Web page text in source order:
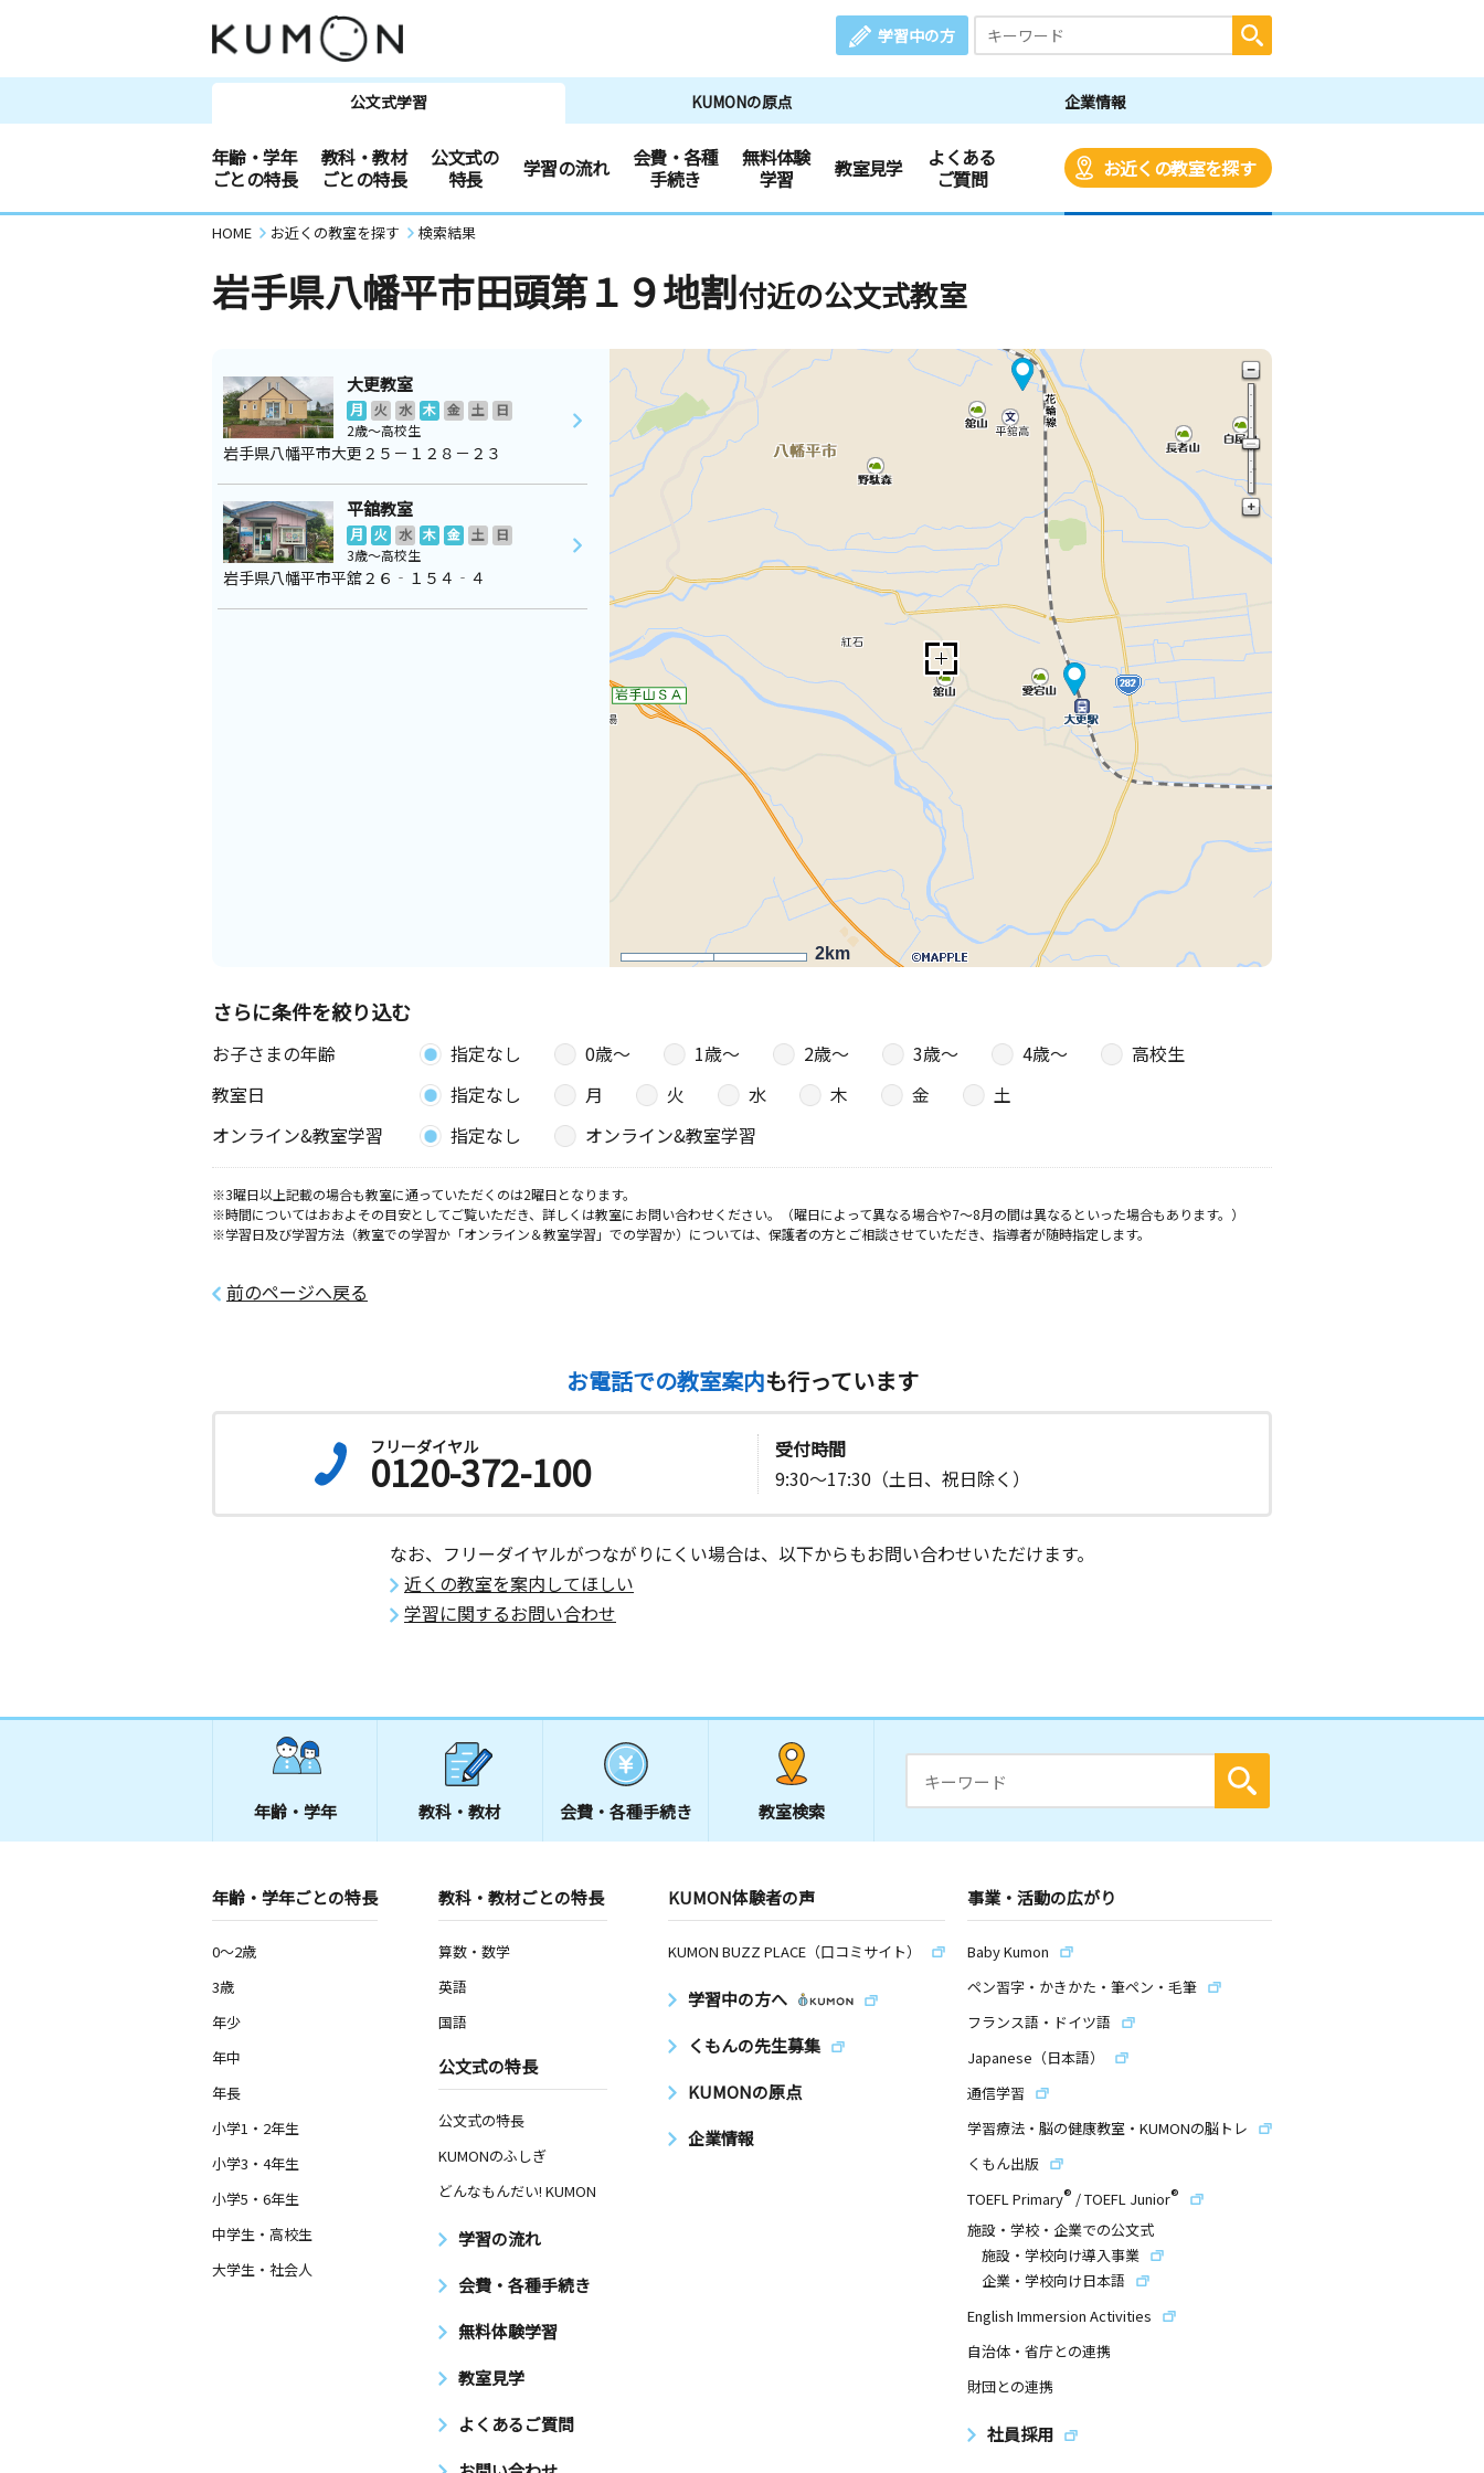
学習中の方
公文式学習 KUMONの原点 企業情報
年齢・学年
ごとの特長
教科・教材
ごとの特長
公文式の
特長
学習の流れ
会費・各種
手続き
無料体験
学習
教室見学
よくある
ご質問
お近くの教室を探す
HOME お近くの教室を探す 検索結果
岩手県八幡平市田頭第１９地割付近の公文式教室
2km
大更教室
月 火 水 木 金 土
日
2歳～高校生
岩手県八幡平市大更２５－１２８－２３
平舘教室
月 火 水 木 金 土
日
3歳～高校生
岩手県八幡平市平舘２６‐１５４‐４
さらに条件を絞り込む
お子さまの年齢 指定なし 0歳〜 1歳〜 2歳〜 3歳〜 4歳〜
高校生
教室日
指定なし 月 火 水 木 金
土
オンライン&教室学習
指定なし オンライン&教室学習
※3曜日以上記載の場合も教室に通っていただくのは2曜日となります。
※時間についてはおおよその目安としてご覧いただき、詳しくは教室にお問い合わせください。（曜日によって異なる場合や7～8月の間は異なるといった場合もあります。）
※学習日及び学習方法（教室での学習か「オンライン＆教室学習」での学習か）については、保護者の方とご相談させていただき、指導者が随時指定します。
前のページへ戻る
お電話での教室案内も行っています
フリーダイヤル
0120-372-100
受付時間
9:30～17:30（土日、祝日除く）
なお、フリーダイヤルがつながりにくい場合は、以下からもお問い合わせいただけます。
近くの教室を案内してほしい
学習に関するお問い合わせ
年齢・学年 教科・教材 会費・ 各種手続き 教室検索
年齢・学年ごとの特長
0～2歳
3歳
年少
年中
年長
小学1・2年生
小学3・4年生
小学5・6年生
中学生・高校生
大学生・社会人
教科・教材ごとの特長
算数・数学
英語
国語
公文式の特長
公文式の特長
KUMONのふしぎ
どんなもんだい! KUMON
学習の流れ
会費・各種手続き
無料体験学習
教室見学
よくあるご質問
KUMON体験者の声
KUMON BUZZ PLACE（口コミサイト）
学習中の方へ
くもんの先生募集
KUMONの原点
企業情報
事業・活動の広がり
Baby Kumon
ペン習字・かきかた・筆ペン・毛筆
フランス語・ドイツ語
Japanese（日本語）
通信学習
学習療法・脳の健康教室・KUMONの脳トレ
くもん出版
TOEFL Primary® /TOEFL Junior®
施設・学校・企業での公文式
施設・学校向け導入事業
企業・学校向け日本語
English Immersion Activities
自治体・省庁との連携
財団との連携
社員採用